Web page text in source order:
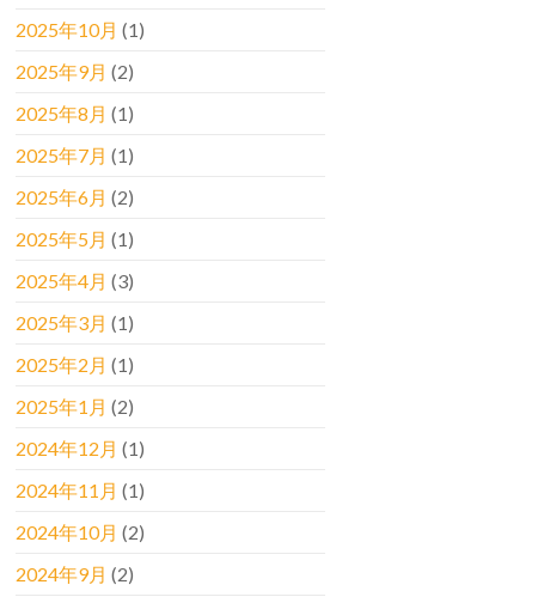
2025年10月 (1)
2025年9月 (2)
2025年8月 (1)
2025年7月 (1)
2025年6月 (2)
2025年5月 (1)
2025年4月 (3)
2025年3月 (1)
2025年2月 (1)
2025年1月 (2)
2024年12月 (1)
2024年11月 (1)
2024年10月 (2)
2024年9月 (2)